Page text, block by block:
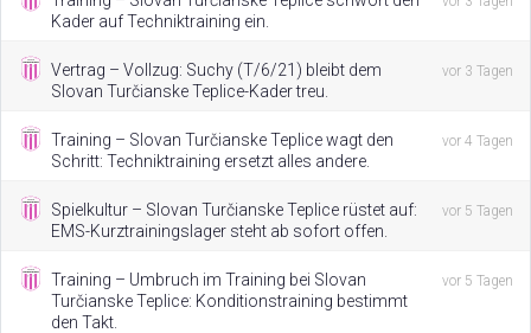
Kader auf Techniktraining ein.
Vertrag – Vollzug: Suchy (T/6/21) bleibt dem
Slovan Turčianske Teplice-Kader treu.
vor 3 Tagen
Training – Slovan Turčianske Teplice wagt den
Schritt: Techniktraining ersetzt alles andere.
vor 4 Tagen
Spielkultur – Slovan Turčianske Teplice rüstet auf:
EMS-Kurztrainingslager steht ab sofort offen.
vor 5 Tagen
Training – Umbruch im Training bei Slovan
Turčianske Teplice: Konditionstraining bestimmt
den Takt.
vor 5 Tagen